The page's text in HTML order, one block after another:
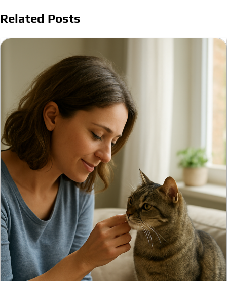
Related Posts